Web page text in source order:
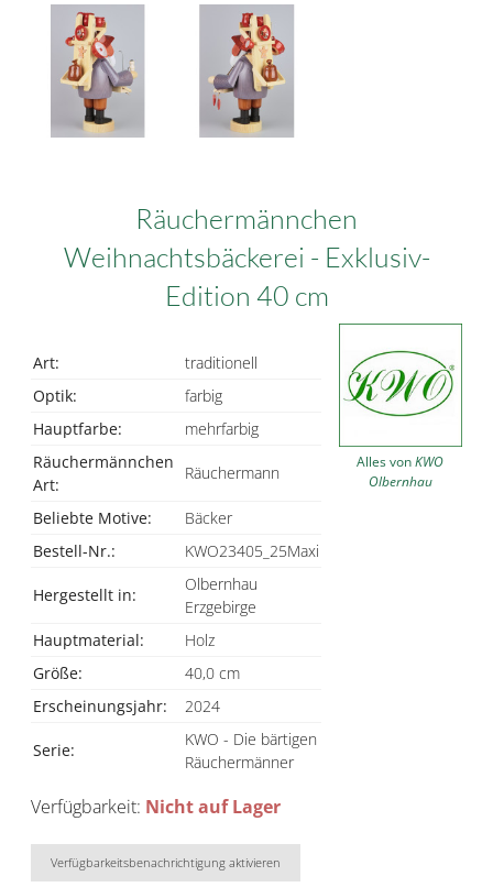
Räuchermännchen
Weihnachtsbäckerei - Exklusiv-
Edition 40 cm
Art:
traditionell
Optik:
farbig
Hauptfarbe:
mehrfarbig
Räuchermännchen
Art:
Räuchermann
Beliebte Motive:
Bäcker
Bestell-Nr.:
KWO23405_25Maxi
Hergestellt in:
Olbernhau
Erzgebirge
Hauptmaterial:
Holz
Größe:
40,0 cm
Erscheinungsjahr:
2024
Serie:
KWO - Die bärtigen
Räuchermänner
Alles vonKWO
Olbernhau
Verfügbarkeit: Nicht auf Lager
Verfügbarkeitsbenachrichtigung aktivieren